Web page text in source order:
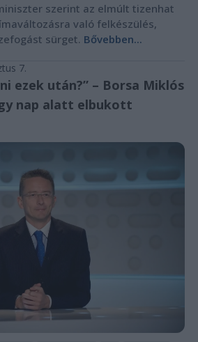
szerint az elmúlt tizenhat
való felkészülés,
sürget. Bővebben...
7.
ezek után?” – Borsa Miklós
nap alatt elbukott